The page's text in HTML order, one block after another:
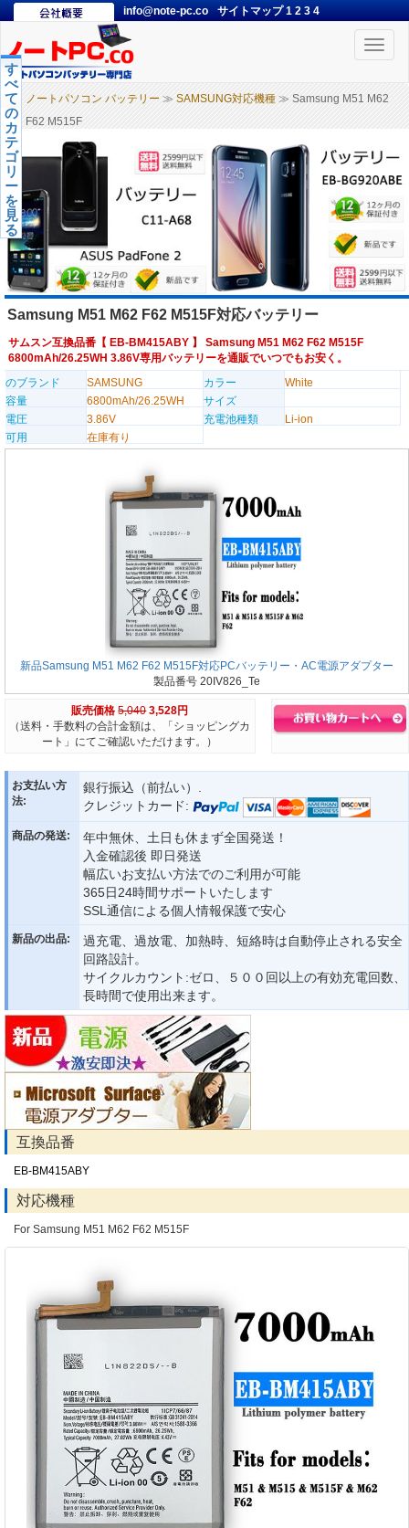
info@note-pc.co サイトマップ1 2 3 4
Toggle
ノートパソコン バッテリー ≫ SAMSUNG対応機種 ≫ Samsung M51 M62
F62 M515F
す
べ
て
の
カ
テ
ゴ
リ
ー
を
見
る
Samsung M51 M62 F62 M515F対応バッテリー
サムスン互換品番【 EB-BM415ABY 】 Samsung M51 M62 F62 M515F
6800mAh/26.25WH 3.86V専用バッテリーを通販でいつでもお安く。
のブランド
SAMSUNG カラー
White
容量
6800mAh/26.25WH
サイズ
電圧
3.86V 充電池種類
Li-ion
可用
在庫有り
新品Samsung M51 M62 F62 M515F対応PCバッテリー・AC電源アダプター
製品番号 20IV826_Te
販売価格 5,040 3,528円
（送料・手数料の合計金額は、「ショッピングカ
ート」にてご確認いただけます。）
お支払い方
法:
銀行振込（前払い）.
クレジットカード:
商品の発送:
年中無休、土日も休まず全国発送！
入金確認後 即日発送
幅広いお支払い方法でのご利用が可能
365日24時間サポートいたします
SSL通信による個人情報保護で安心
新品の出品:
過充電、過放電、加熱時、短絡時は自動停止される安全
回路設計。
サイクルカウント:ゼロ、５００回以上の有効充電回数、
長時間で使用出来ます。
互換品番
EB-BM415ABY
対応機種
For Samsung M51 M62 F62 M515F